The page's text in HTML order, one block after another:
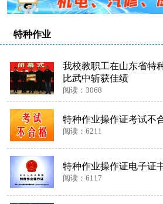
特种作业
我校教职工在山东省特
比武中斩获佳绩
阅读：3068
特种作业操作证考试不
阅读：6211
特种作业操作证电子证
阅读：6117